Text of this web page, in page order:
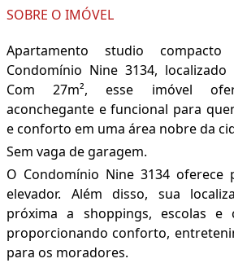
SOBRE O IMÓVEL
Apartamento studio
Condomínio Nine 3134, localizado
Com 27m², esse imóvel
aconchegante e funcional para
e conforto em uma área nobre da
Sem vaga de garagem.
O Condomínio Nine 3134
elevador. Além disso, sua
próxima a shoppings, escolas e
proporcionando conforto,
para os moradores.